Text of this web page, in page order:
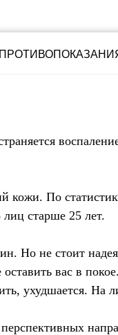
кожи. По
лиц старше 25 лет.
не стоит
вас в
ухудшается. На